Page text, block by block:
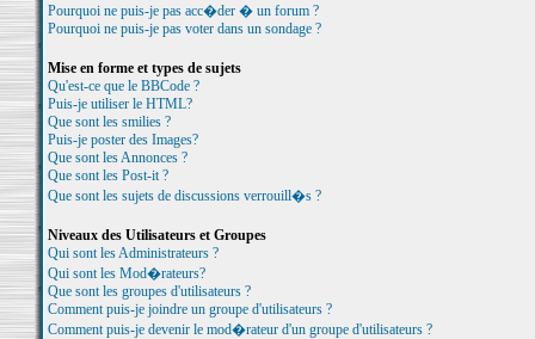
Pourquoi ne puis-je pas acc�der � un forum ?
Pourquoi ne puis-je pas voter dans un sondage ?
Mise en forme et types de sujets
Qu'est-ce que le BBCode ?
Puis-je utiliser le HTML?
Que sont les smilies ?
Puis-je poster des Images?
Que sont les Annonces ?
Que sont les Post-it ?
Que sont les sujets de discussions verrouill�s ?
Niveaux des Utilisateurs et Groupes
Qui sont les Administrateurs ?
Qui sont les Mod�rateurs?
Que sont les groupes d'utilisateurs ?
Comment puis-je joindre un groupe d'utilisateurs ?
Comment puis-je devenir le mod�rateur d'un groupe d'utilisateurs ?